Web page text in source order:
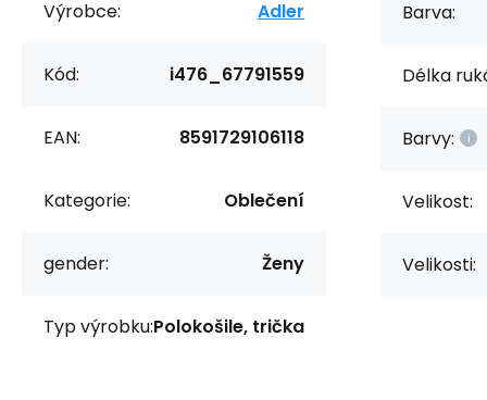
Výrobce: Adler
Kód: i476_67791559
EAN: 8591729106118
Kategorie: Oblečení
gender: Ženy
Typ výrobku:Polokošile, trička
Barva:
Délka
Barvy:
Velikost:
Velikosti: